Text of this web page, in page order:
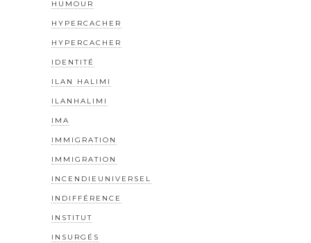
HUMOUR
HYPERCACHER
HYPERCACHER
IDENTITÉ
ILAN HALIMI
ILANHALIMI
IMA
IMMIGRATION
IMMIGRATION
INCENDIEUNIVERSEL
INDIFFÉRENCE
INSTITUT
INSURGÉS